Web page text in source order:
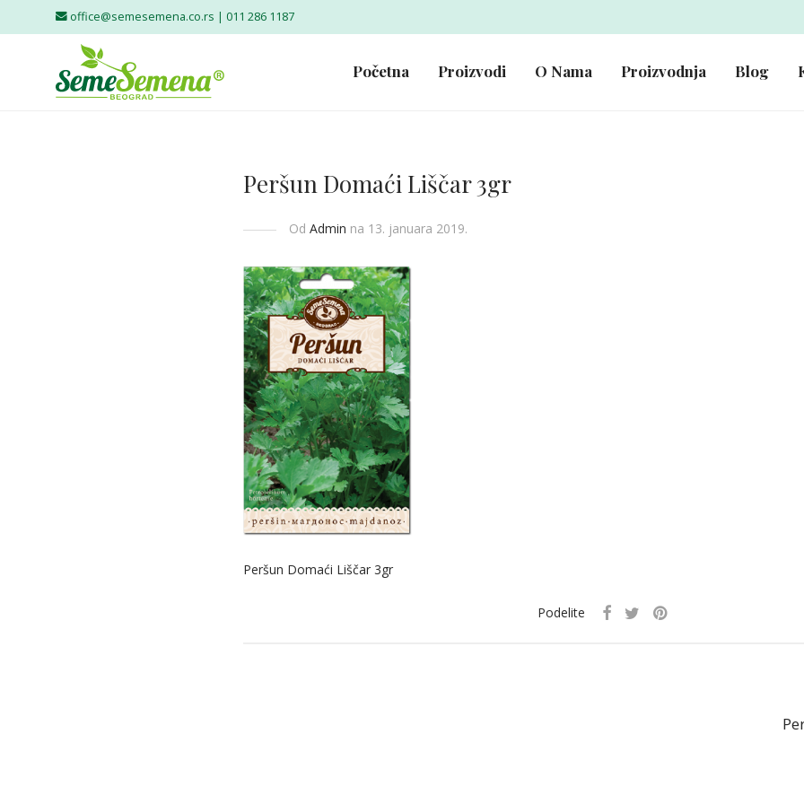
office@semesemena.co.rs | 011 286 1187
Početna Proizvodi O Nama Proizvodnja Blog
Peršun Domaći Liščar 3gr
Od Admin na 13. januara 2019.
Peršun Domaći Liščar 3gr
Podelite